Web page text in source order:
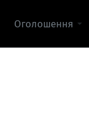
Оголошення